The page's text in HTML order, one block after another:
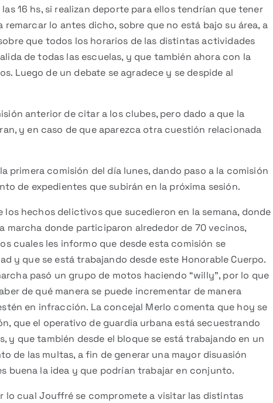
16 hs, si realizan deporte para ellos tendrían que tener
lo antes dicho, sobre que no está bajo su área, a
que todos los horarios de las distintas actividades
de todas las escuelas, y que también ahora con la
Luego de un debate se agradece y se despide al
anterior de citar a los clubes, pero dado a que la
y en caso de que aparezca otra cuestión relacionada
primera comisión del día lunes, dando paso a la comisión
de expedientes que subirán en la próxima sesión.
hechos delictivos que sucedieron en la semana, donde
marcha donde participaron alrededor de 70 vecinos,
cuales les informo que desde esta comisión se
y que se está trabajando desde este Honorable Cuerpo.
pasó un grupo de motos haciendo “willy”, por lo que
de qué manera se puede incrementar de manera
en infracción. La concejal Merlo comenta que hoy se
que el operativo de guardia urbana está secuestrando
que también desde el bloque se está trabajando en un
de las multas, a fin de generar una mayor disuasión
buena la idea y que podrían trabajar en conjunto.
lo cual Jouffré se compromete a visitar las distintas